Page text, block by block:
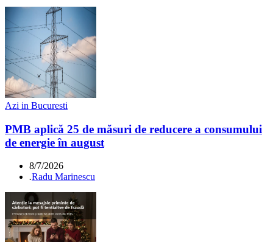
Azi in Bucuresti
PMB aplică 25 de măsuri de reducere a consumului
de energie în august
8/7/2026
.Radu Marinescu